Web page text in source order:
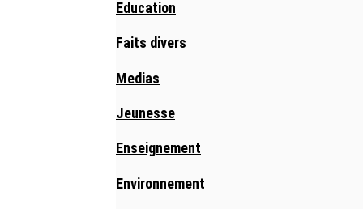
Education
Faits divers
Medias
Jeunesse
Enseignement
Environnement